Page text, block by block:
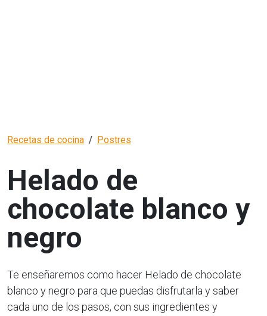
Recetas de cocina Postres
Helado de
chocolate blanco y
negro
Te enseñaremos como hacer Helado de chocolate
blanco y negro para que puedas disfrutarla y saber
cada uno de los pasos, con sus ingredientes y